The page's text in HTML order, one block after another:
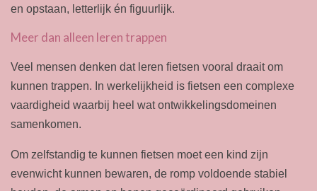
en opstaan, letterlijk én figuurlijk.
Meer dan alleen leren trappen
Veel mensen denken dat leren fietsen vooral draait om
kunnen trappen. In werkelijkheid is fietsen een complexe
vaardigheid waarbij heel wat ontwikkelingsdomeinen
samenkomen.
Om zelfstandig te kunnen fietsen moet een kind zijn
evenwicht kunnen bewaren, de romp voldoende stabiel